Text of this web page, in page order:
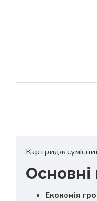
Картридж
Основні
Економія